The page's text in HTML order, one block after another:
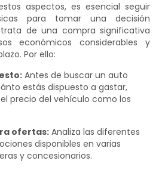
aspectos, es esencial seguir
para tomar una decisión
de una compra significativa
económicos considerables y
Por ello:
Antes de buscar un auto
estás dispuesto a gastar,
precio del vehículo como los
ofertas: Analiza las diferentes
disponibles en varias
y concesionarios.